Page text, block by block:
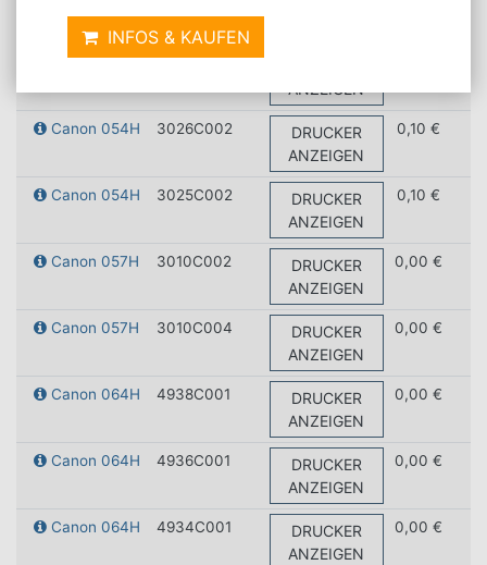
Canon 054H 3027C002
ANZEIGEN
Canon 054H 3026C002
DRUCKER
ANZEIGEN
0,10 €
Canon 054H 3025C002
DRUCKER
ANZEIGEN
0,10 €
Canon 057H 3010C002
DRUCKER
ANZEIGEN
0,00 €
Canon 057H 3010C004
DRUCKER
ANZEIGEN
0,00 €
Canon 064H 4938C001
DRUCKER
ANZEIGEN
0,00 €
Canon 064H 4936C001
DRUCKER
ANZEIGEN
0,00 €
Canon 064H 4934C001
DRUCKER
ANZEIGEN
0,00 €
INFOS & KAUFEN